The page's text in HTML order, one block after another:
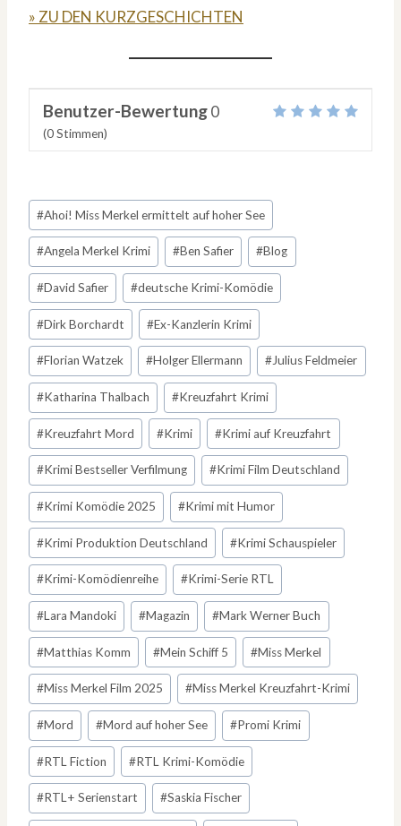
» ZU DEN KURZGESCHICHTEN
Benutzer-Bewertung0
(0Stimmen)
Schlagworte:
#Ahoi! Miss Merkel ermittelt auf hoher See
#Angela Merkel Krimi #Ben Safier #Blog
#David Safier #deutsche Krimi-Komödie
#Dirk Borchardt #Ex-Kanzlerin Krimi
#Florian Watzek #Holger Ellermann #Julius Feldmeier
#Katharina Thalbach #Kreuzfahrt Krimi
#Kreuzfahrt Mord #Krimi #Krimi auf Kreuzfahrt
#Krimi Bestseller Verfilmung #Krimi Film Deutschland
#Krimi Komödie 2025 #Krimi mit Humor
#Krimi Produktion Deutschland #Krimi Schauspieler
#Krimi-Komödienreihe #Krimi-Serie RTL
#Lara Mandoki #Magazin #Mark Werner Buch
#Matthias Komm #Mein Schiff 5 #Miss Merkel
#Miss Merkel Film 2025 #Miss Merkel Kreuzfahrt-Krimi
#Mord #Mord auf hoher See #Promi Krimi
#RTL Fiction #RTL Krimi-Komödie
#RTL+ Serienstart #Saskia Fischer